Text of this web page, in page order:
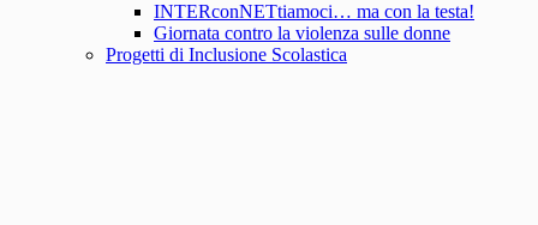
INTERconNETtiamoci… ma con la testa!
Giornata contro la violenza sulle donne
Progetti di Inclusione Scolastica